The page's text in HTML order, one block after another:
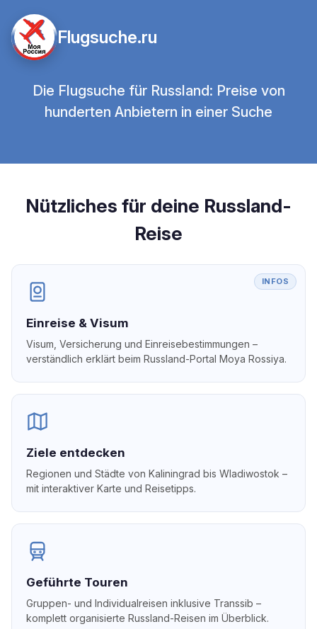
Flugsuche.ru
Die Flugsuche für Russland: Preise von
hunderten Anbietern in einer Suche
Nützliches für deine Russland-
Reise
INFOS
Einreise & Visum
Visum, Versicherung und Einreisebestimmungen –
verständlich erklärt beim Russland-Portal Moya Rossiya.
Ziele entdecken
Regionen und Städte von Kaliningrad bis Wladiwostok –
mit interaktiver Karte und Reisetipps.
Geführte Touren
Gruppen- und Individualreisen inklusive Transsib –
komplett organisierte Russland-Reisen im Überblick.